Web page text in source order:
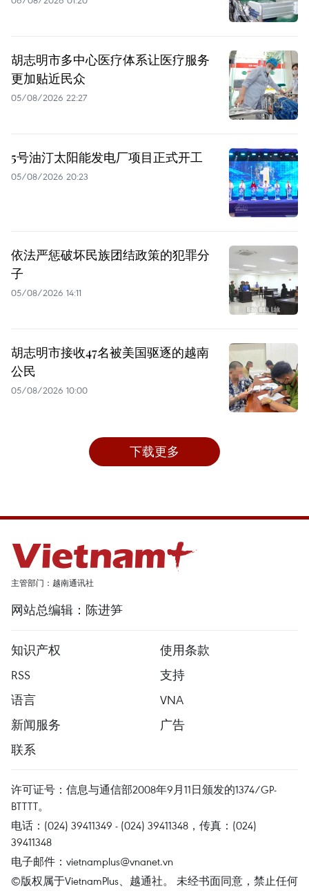
胡志明市多中心医疗体系让医疗服务
更加贴近民众
05/08/2026 22:27
5号油汀太阳能发电厂项目正式开工
05/08/2026 20:23
依法严惩破坏民族团结政策的犯罪分
子
05/08/2026 14:11
胡志明市接收47名被美国驱逐的越南
公民
05/08/2026 10:00
下载更多
主管部门：越南通讯社
网站总编辑：陈进笋
知识产权
使用条款
RSS
支持
语言
VNA
新闻服务
广告
联系
许可证号：信息与通信部2008年9月11日颁发的1374/GP-
BTTTT。
电话：(024) 39411349 - (024) 39411348，传真：(024)
39411348
电子邮件： vietnamplus@vnanet.vn
©版权属于VietnamPlus、越通社。 未经书面同意，禁止任何